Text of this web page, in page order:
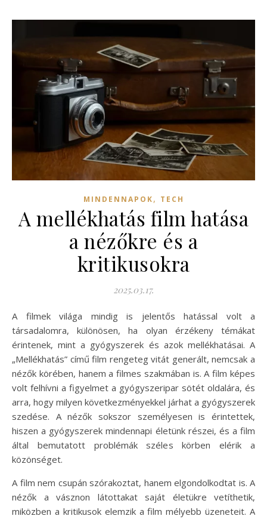
MINDENNAPOK, TECH
A mellékhatás film hatása
a nézőkre és a
kritikusokra
2025.03.17.
A filmek világa mindig is jelentős hatással volt a
társadalomra, különösen, ha olyan érzékeny témákat
érintenek, mint a gyógyszerek és azok mellékhatásai. A
„Mellékhatás” című film rengeteg vitát generált, nemcsak a
nézők körében, hanem a filmes szakmában is. A film képes
volt felhívni a figyelmet a gyógyszeripar sötét oldalára, és
arra, hogy milyen következményekkel járhat a gyógyszerek
szedése. A nézők sokszor személyesen is érintettek,
hiszen a gyógyszerek mindennapi életünk részei, és a film
által bemutatott problémák széles körben elérik a
közönséget.
A film nem csupán szórakoztat, hanem elgondolkodtat is. A
nézők a vásznon látottakat saját életükre vetíthetik,
miközben a kritikusok elemzik a film mélyebb üzeneteit. A